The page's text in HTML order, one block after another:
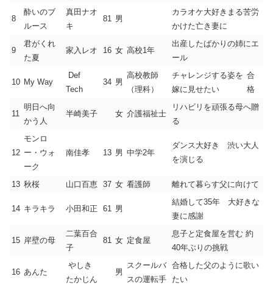
8
酔いのブ
ルース
真田ナオ
キ
81 男
カラオケ大好きまる苦労
かけた亡き妻に
9
君がくれ
た夏
家入レオ 16 女 高校1年
出産したばかりの姉にエ
ール
10 My Way
Def
Tech
34 男
高校教師
（理科）
チャレンジする姿を
嫁に見せたい
合
格
11
明日へ向
かう人
半崎美子 女 介護福祉士
リハビリを頑張る母へ贈
る
12
モンロ
ー・ウォ
ーク
南佳孝 13 男 中学2年
ダンス大好き 渋い大人
を演じる
13 秋桜 山口百恵 37 女 看護師 離れて暮らす父に向けて
14 キラキラ 小田和正 61 男
結婚して35年 大好きな
妻に感謝
15 岸壁の母
二葉百合
子
81 女 定食屋
息子と定食屋を営む 約
40年ぶりの挑戦
16 あんた
やしき
たかじん
男
スクールバ
スの運転手
合格した父のように歌い
たい